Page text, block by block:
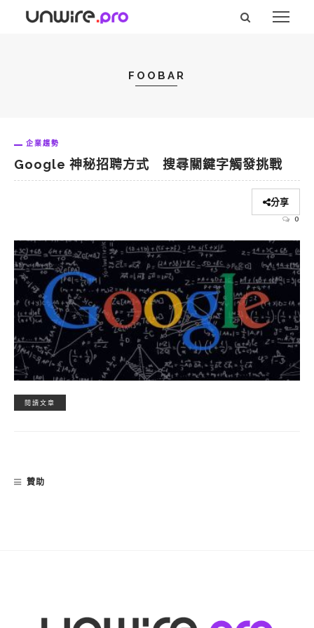
FOOBAR
企業趨勢
Google 神秘招聘方式 搜尋關鍵字觸發挑戰
分享
0
閱讀文章
贊助